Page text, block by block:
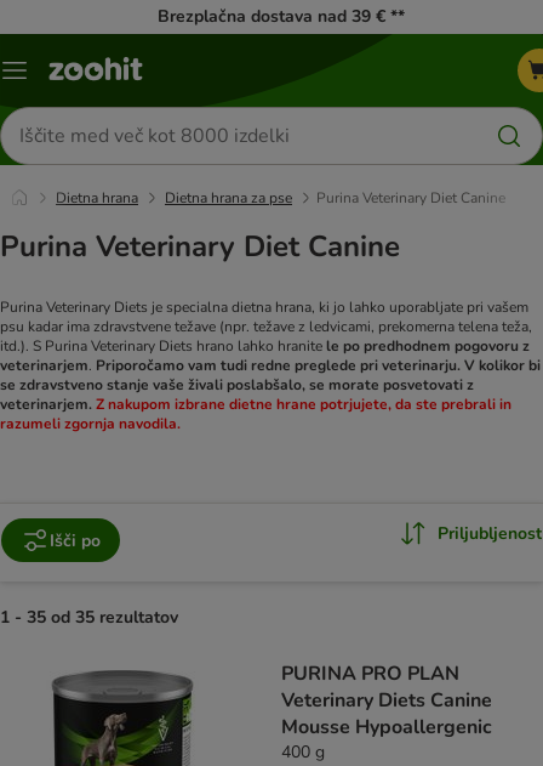
Brezplačna dostava nad 39 € **
Meni
Iskanje
izdelkov
Dietna hrana Dietna hrana za pse Purina Veterinary Diet Canine
Purina Veterinary Diet Canine
Purina Veterinary Diets je specialna dietna hrana, ki jo lahko uporabljate pri vašem
psu kadar ima zdravstvene težave (npr. težave z ledvicami, prekomerna telena teža,
itd.). S Purina Veterinary Diets hrano lahko hranite le po predhodnem pogovoru z
veterinarjem. Priporočamo vam tudi redne preglede pri veterinarju. V kolikor bi
se zdravstveno stanje vaše živali poslabšalo, se morate posvetovati z
veterinarjem.Z nakupom izbrane dietne hrane potrjujete, da ste prebrali in
razumeli zgornja navodila.
Išči po Priljubljenost
1 - 35 od 35 rezultatov
PURINA PRO PLAN
Veterinary Diets Canine
Mousse Hypoallergenic
400 g